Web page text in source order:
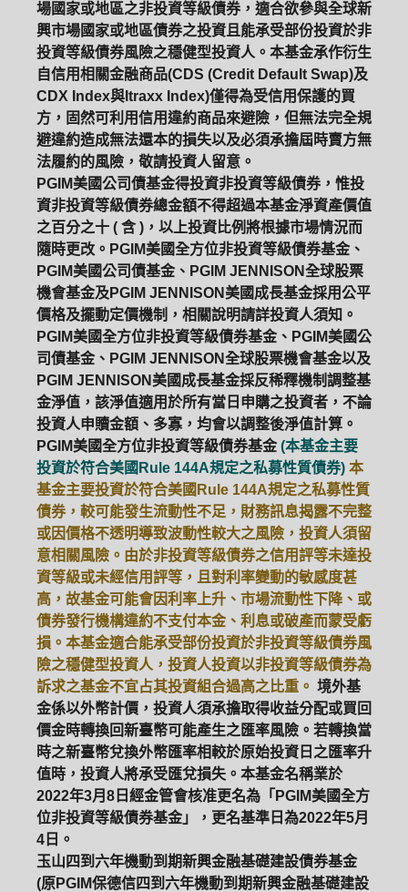
場國家或地區之非投資等級債券，適合欲參與全球新
興市場國家或地區債券之投資且能承受部份投資於非
投資等級債券風險之穩健型投資人。本基金承作衍生
自信用相關金融商品(CDS (Credit Default Swap)及
CDX Index與Itraxx Index)僅得為受信用保護的買
方，固然可利用信用違約商品來避險，但無法完全規
避違約造成無法還本的損失以及必須承擔屆時賣方無
法履約的風險，敬請投資人留意。
PGIM美國公司債基金得投資非投資等級債券，惟投
資非投資等級債券總金額不得超過本基金淨資產價值
之百分之十 ( 含 )，以上投資比例將根據市場情況而
隨時更改。PGIM美國全方位非投資等級債券基金、
PGIM美國公司債基金、PGIM JENNISON全球股票
機會基金及PGIM JENNISON美國成長基金採用公平
價格及擺動定價機制，相關說明請詳投資人須知。
PGIM美國全方位非投資等級債券基金、PGIM美國公
司債基金、PGIM JENNISON全球股票機會基金以及
PGIM JENNISON美國成長基金採反稀釋機制調整基
金淨值，該淨值適用於所有當日申購之投資者，不論
投資人申贖金額、多寡，均會以調整後淨值計算。
PGIM美國全方位非投資等級債券基金 (本基金主要
投資於符合美國Rule 144A規定之私募性質債券) 本
基金主要投資於符合美國Rule 144A規定之私募性質
債券，較可能發生流動性不足，財務訊息揭露不完整
或因價格不透明導致波動性較大之風險，投資人須留
意相關風險。由於非投資等級債券之信用評等未達投
資等級或未經信用評等，且對利率變動的敏感度甚
高，故基金可能會因利率上升、市場流動性下降、或
債券發行機構違約不支付本金、利息或破產而蒙受虧
損。本基金適合能承受部份投資於非投資等級債券風
險之穩健型投資人，投資人投資以非投資等級債券為
訴求之基金不宜占其投資組合過高之比重。 境外基
金係以外幣計價，投資人須承擔取得收益分配或買回
價金時轉換回新臺幣可能產生之匯率風險。若轉換當
時之新臺幣兌換外幣匯率相較於原始投資日之匯率升
值時，投資人將承受匯兌損失。本基金名稱業於
2022年3月8日經金管會核准更名為「PGIM美國全方
位非投資等級債券基金」，更名基準日為2022年5月
4日。
玉山四到六年機動到期新興金融基礎建設債券基金
(原PGIM保德信四到六年機動到期新興金融基礎建設